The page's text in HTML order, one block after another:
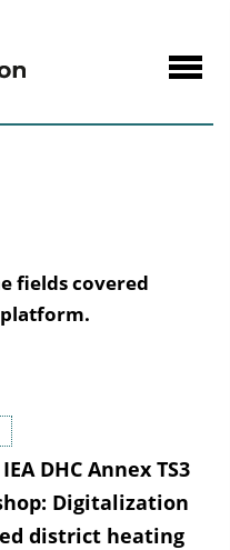
fields covered
DHC Annex TS3
Digitalization
district heating